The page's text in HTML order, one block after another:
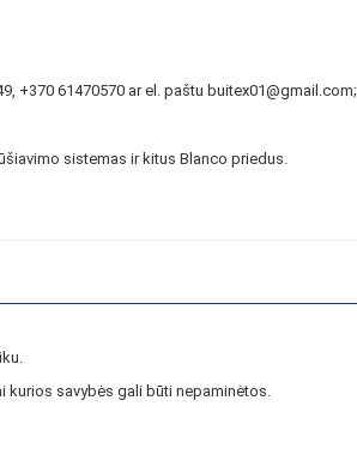
+370 61470570 ar el. paštu buitex01@gmail.com;
sistemas ir kitus Blanco priedus.
savybės gali būti nepaminėtos.